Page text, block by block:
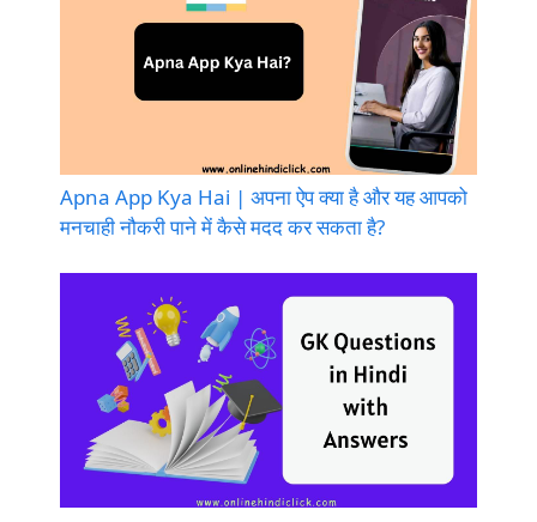
Apna App Kya Hai | अपना ऐप क्या है और यह आपको
मनचाही नौकरी पाने में कैसे मदद कर सकता है?